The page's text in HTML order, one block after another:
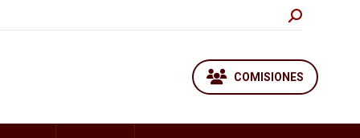
Buscar:
COMISIONES